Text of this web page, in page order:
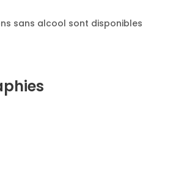
sans alcool sont disponibles